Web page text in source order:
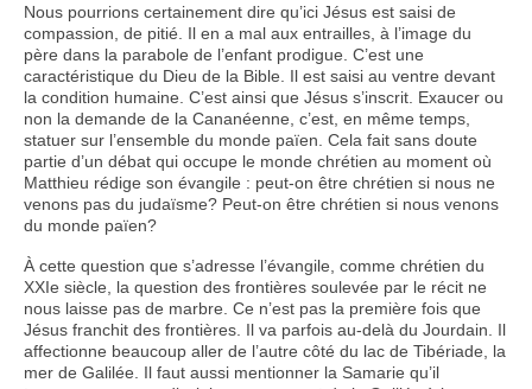
Nous pourrions certainement dire qu’ici Jésus est saisi de
compassion, de pitié. Il en a mal aux entrailles, à l’image du
père dans la parabole de l’enfant prodigue. C’est une
caractéristique du Dieu de la Bible. Il est saisi au ventre devant
la condition humaine. C’est ainsi que Jésus s’inscrit. Exaucer ou
non la demande de la Cananéenne, c’est, en même temps,
statuer sur l’ensemble du monde païen. Cela fait sans doute
partie d’un débat qui occupe le monde chrétien au moment où
Matthieu rédige son évangile : peut-on être chrétien si nous ne
venons pas du judaïsme? Peut-on être chrétien si nous venons
du monde païen?
À cette question que s’adresse l’évangile, comme chrétien du
XXIe siècle, la question des frontières soulevée par le récit ne
nous laisse pas de marbre. Ce n’est pas la première fois que
Jésus franchit des frontières. Il va parfois au-delà du Jourdain. Il
affectionne beaucoup aller de l’autre côté du lac de Tibériade, la
mer de Galilée. Il faut aussi mentionner la Samarie qu’il